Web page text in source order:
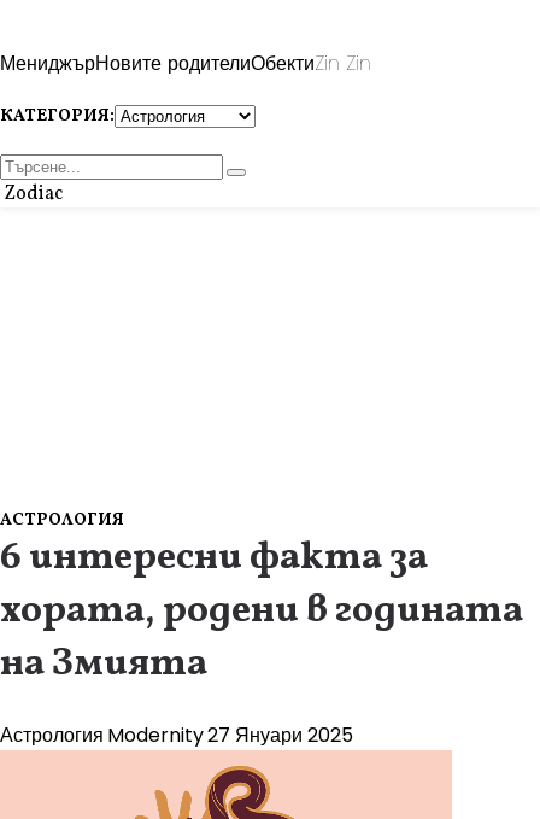
МениджърНовите родителиОбектиZin Zin
КАТЕГОРИЯ:
Zodiac
АСТРОЛОГИЯ
6 интересни факта за
хората, родени в годината
на Змията
Астрология Modernity27 Януари 2025